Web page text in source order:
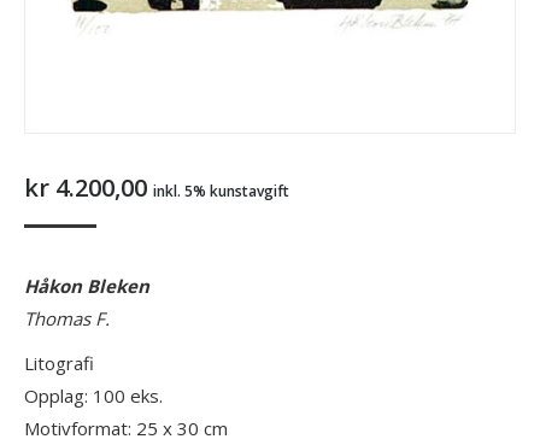
kr 4.200,00 inkl. 5% kunstavgift
Håkon Bleken
Thomas F.
Litografi
Opplag: 100 eks.
Motivformat: 25 x 30 cm